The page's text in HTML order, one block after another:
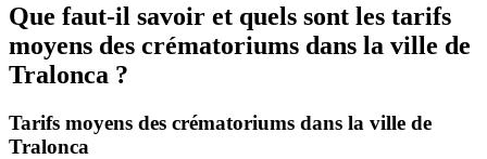
Que faut-il savoir et quels sont les tarifs
moyens des crématoriums dans la ville de
Tralonca ?
Tarifs moyens des crématoriums dans la ville de
Tralonca